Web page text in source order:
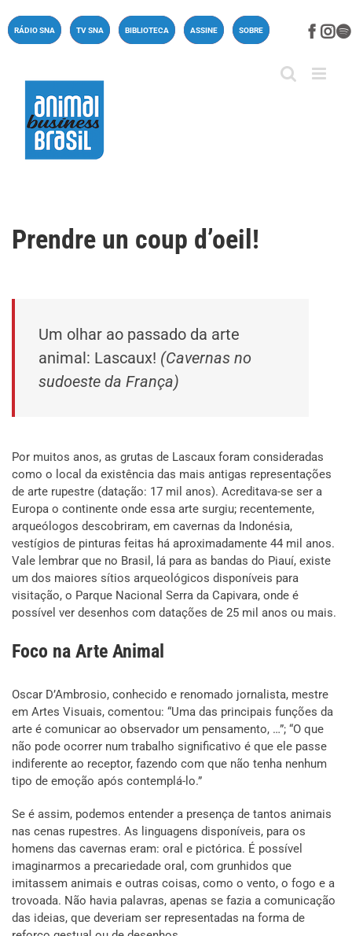
paraRÁDIO SNA TV SNA BIBLIOTECA ASSINE SOBRE
Prendre un coup d’oeil!
Um olhar ao passado da arte
animal: Lascaux! (Cavernas no
sudoeste da França)
Por muitos anos, as grutas de Lascaux foram consideradas
como o local da existência das mais antigas representações
de arte rupestre (datação: 17 mil anos). Acreditava-se ser a
Europa o continente onde essa arte surgiu; recentemente,
arqueólogos descobriram, em cavernas da Indonésia,
vestígios de pinturas feitas há aproximadamente 44 mil anos.
Vale lembrar que no Brasil, lá para as bandas do Piauí, existe
um dos maiores sítios arqueológicos disponíveis para
visitação, o Parque Nacional Serra da Capivara, onde é
possível ver desenhos com datações de 25 mil anos ou mais.
Foco na Arte Animal
Oscar D’Ambrosio, conhecido e renomado jornalista, mestre
em Artes Visuais, comentou: “Uma das principais funções da
arte é comunicar ao observador um pensamento, …”; “O que
não pode ocorrer num trabalho significativo é que ele passe
indiferente ao receptor, fazendo com que não tenha nenhum
tipo de emoção após contemplá-lo.”
Se é assim, podemos entender a presença de tantos animais
nas cenas rupestres. As linguagens disponíveis, para os
homens das cavernas eram: oral e pictórica. É possível
imaginarmos a precariedade oral, com grunhidos que
imitassem animais e outras coisas, como o vento, o fogo e a
trovoada. Não havia palavras, apenas se fazia a comunicação
das ideias, que deveriam ser representadas na forma de